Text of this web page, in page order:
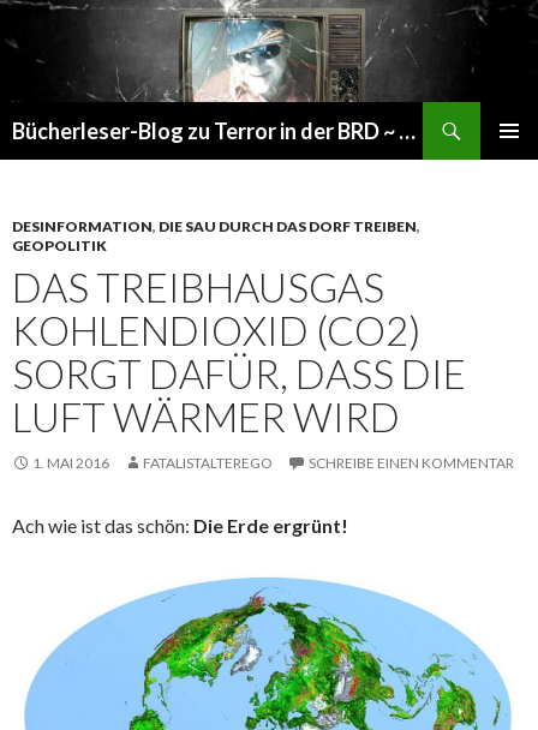
Bücherleser-Blog zu Terror in der BRD ~ die gemachte Realität
DESINFORMATION, DIE SAU DURCH DAS DORF TREIBEN,
GEOPOLITIK
DAS TREIBHAUSGAS
KOHLENDIOXID (CO2)
SORGT DAFÜR, DASS DIE
LUFT WÄRMER WIRD
1. MAI 2016 FATALISTALTEREGO SCHREIBE EINEN KOMMENTAR
Ach wie ist das schön: Die Erde ergrünt!